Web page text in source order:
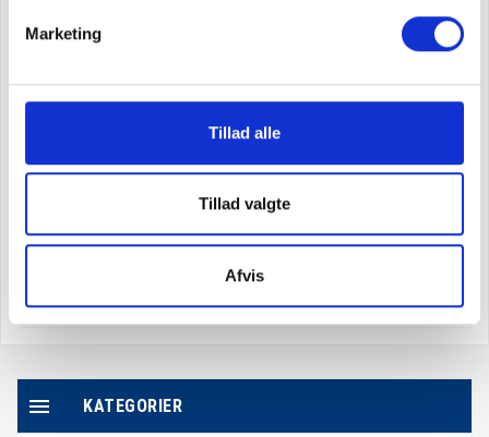
Marketing
Tillad alle
Tillad valgte
Afvis
7.999,00 kr - 11.999,00 kr
MÆRKER 
KATEGORIER
